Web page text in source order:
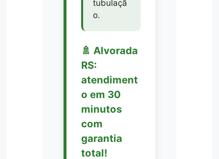
tubulaçã
o.
🚿 Alvorada
RS:
atendiment
o em 30
minutos
com
garantia
total!